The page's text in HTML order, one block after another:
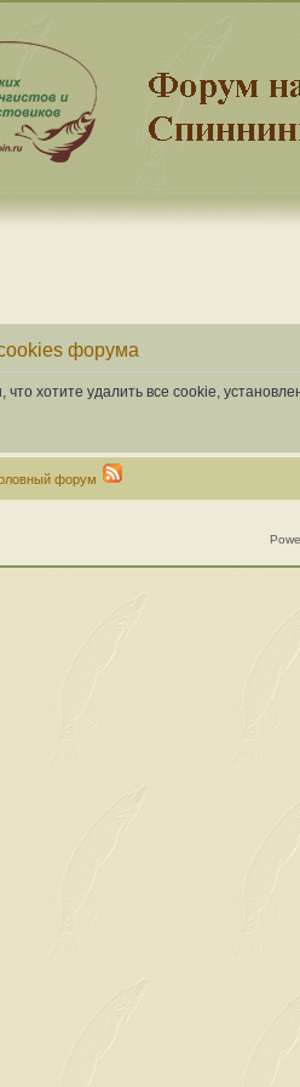
форума
что хотите удалить все cookie,
форум